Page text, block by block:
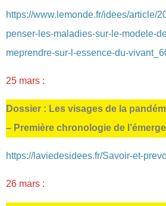
https://www.lemonde.fr/idees/article/
penser-les-maladies-sur-le-modele-
meprendre-sur-l-essence-du-
25 mars :
Dossier : Les visages de la
– Première chronologie de
https://laviedesidees.fr/Savoir-et-
26 mars :